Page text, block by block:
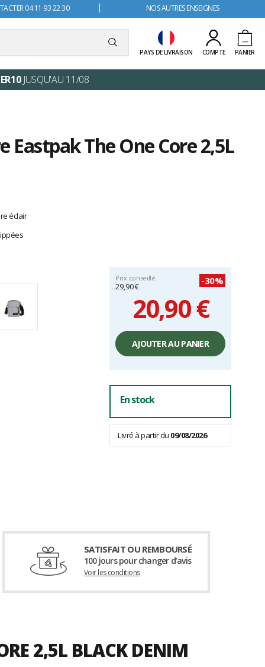
04 11 93 22 30 NOS AUTRES ENSEIGNES
PAYS DE LIVRAISON COMPTE PANIER
JUSQU'AU 11/08
Eastpak The One Core 2,5L
éclair
Prix conseillé
29,90 €
-30%
20,90 €
Prix
unitaire,
hors
frais
AJOUTER AU PANIER
En stock
Livré à partir du 09/08/2026
SATISFAIT OU REMBOURSÉ
100 jours pour changer d’avis
Voir les conditions
2,5L BLACK DENIM